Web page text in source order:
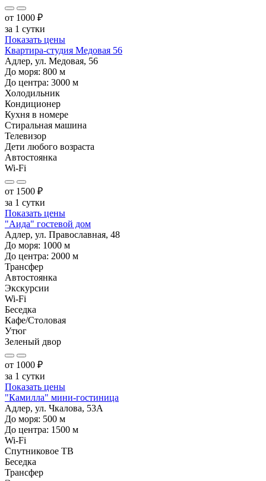
от 1000 ₽
за 1 сутки
Показать цены
Квартира-студия Медовая 56
Адлер, ул. Медовая, 56
До моря: 800 м
До центра: 3000 м
Холодильник
Кондиционер
Кухня в номере
Стиральная машина
Телевизор
Дети любого возраста
Автостоянка
Wi-Fi
от 1500 ₽
за 1 сутки
Показать цены
"Аида" гостевой дом
Адлер, ул. Православная, 48
До моря: 1000 м
До центра: 2000 м
Трансфер
Автостоянка
Экскурсии
Wi-Fi
Беседка
Кафе/Столовая
Утюг
Зеленый двор
от 1000 ₽
за 1 сутки
Показать цены
"Камилла" мини-гостиница
Адлер, ул. Чкалова, 53А
До моря: 500 м
До центра: 1500 м
Wi-Fi
Спутниковое ТВ
Беседка
Трансфер